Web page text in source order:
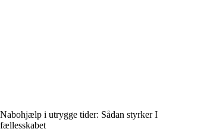
Nabohjælp i utrygge tider: Sådan styrker I
fællesskabet